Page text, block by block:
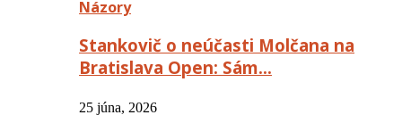
Názory
Stankovič o neúčasti Molčana na
Bratislava Open: Sám…
25 júna, 2026